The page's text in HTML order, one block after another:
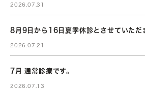
2026.07.31
8月9日から16日夏季休診とさせていただ
2026.07.21
7月 通常診療です。
2026.07.13